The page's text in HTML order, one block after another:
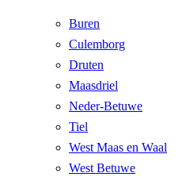
Buren
Culemborg
Druten
Maasdriel
Neder-Betuwe
Tiel
West Maas en Waal
West Betuwe